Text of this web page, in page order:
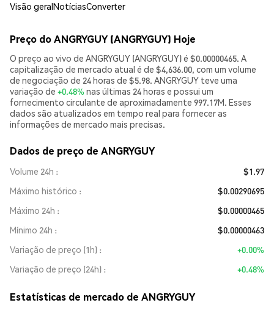
Visão geralNotíciasConverter
Preço do ANGRYGUY (ANGRYGUY) Hoje
O preço ao vivo de ANGRYGUY (ANGRYGUY) é $0.00000465. A
capitalização de mercado atual é de $4,636.00, com um volume
de negociação de 24 horas de $5.98. ANGRYGUY teve uma
variação de +0.48% nas últimas 24 horas e possui um
fornecimento circulante de aproximadamente 997.17M. Esses
dados são atualizados em tempo real para fornecer as
informações de mercado mais precisas.
Dados de preço de ANGRYGUY
Volume 24h
$1.97
Máximo histórico
$0.00290695
Máximo 24h
$0.00000465
Mínimo 24h
$0.00000463
Variação de preço (1h)
+0.00%
Variação de preço (24h)
+0.48%
Estatísticas de mercado de ANGRYGUY